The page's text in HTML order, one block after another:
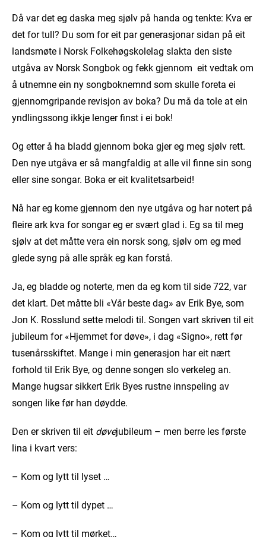
Då var det eg daska meg sjølv på handa og tenkte: Kva er
det for tull? Du som for eit par generasjonar sidan på eit
landsmøte i Norsk Folkehøgskolelag slakta den siste
utgåva av Norsk Songbok og fekk gjennom eit vedtak om
å utnemne ein ny songboknemnd som skulle foreta ei
gjennomgripande revisjon av boka? Du må da tole at ein
yndlingssong ikkje lenger finst i ei bok!
Og etter å ha bladd gjennom boka gjer eg meg sjølv rett.
Den nye utgåva er så mangfaldig at alle vil finne sin song
eller sine songar. Boka er eit kvalitetsarbeid!
Nå har eg kome gjennom den nye utgåva og har notert på
fleire ark kva for songar eg er svært glad i. Eg sa til meg
sjølv at det måtte vera ein norsk song, sjølv om eg med
glede syng på alle språk eg kan forstå.
Ja, eg bladde og noterte, men da eg kom til side 722, var
det klart. Det måtte bli «Vår beste dag» av Erik Bye, som
Jon K. Rosslund sette melodi til. Songen vart skriven til eit
jubileum for «Hjemmet for døve», i dag «Signo», rett før
tusenårsskiftet. Mange i min generasjon har eit nært
forhold til Erik Bye, og denne songen slo verkeleg an.
Mange hugsar sikkert Erik Byes rustne innspeling av
songen like før han døydde.
Den er skriven til eit døvejubileum – men berre les første
lina i kvart vers:
– Kom og lytt til lyset …
– Kom og lytt til dypet …
– Kom og lytt til mørket…